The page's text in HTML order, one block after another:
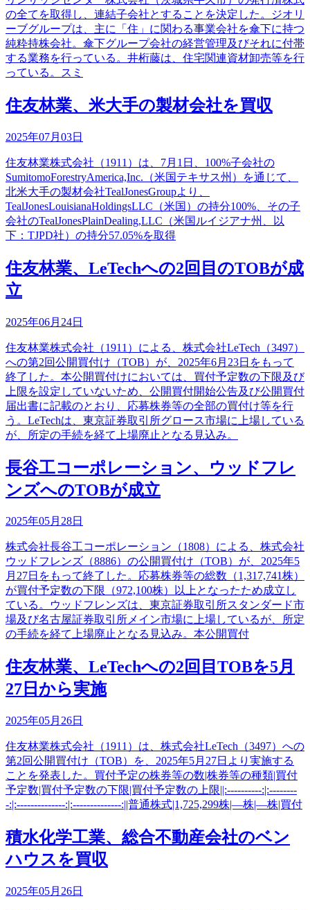
の全てを取得し、連結子会社とすることを決定した。ジオリ
ーブグループは、主に「住」に関わる事業会社を傘下に持つ
純粋持株会社。傘下グループ会社の経営管理及びそれに付帯
する業務を行っている。井桁藤は、住宅関連資材卸売等を行
っている。スミ
住友林業、米大手の製材会社を買収
2025年07月03日
住友林業株式会社（1911）は、7月1日、100%子会社の
SumitomoForestryAmerica,Inc.（米国テキサス州）を通じて、
北米大手の製材会社TealJonesGroupより、
TealJonesLouisianaHoldingsLLC（米国）の持分100%、その子
会社のTealJonesPlainDealing,LLC（米国ルイジアナ州、以
下：TJPD社）の持分57.05%を取得
住友林業、LeTechへの2回目のTOBが成
立
2025年06月24日
住友林業株式会社（1911）による、株式会社LeTech（3497）
への第2回公開買付け（TOB）が、2025年6月23日をもって
終了した。本公開買付けにおいては、買付予定数の下限及び
上限を設定していないため、公開買付開始公告及び公開買付
届出書に記載のとおり、応募株券等の全部の買付け等を行
う。LeTechは、東京証券取引所グロース市場に上場している
が、所定の手続を経て上場廃止となる見込み。
長谷工コーポレーション、ウッドフレ
ンズへのTOBが成立
2025年05月28日
株式会社長谷工コーポレーション（1808）による、株式会社
ウッドフレンズ（8886）の公開買付け（TOB）が、2025年5
月27日をもって終了した。応募株券等の総数（1,317,741株）
が買付予定数の下限（972,100株）以上となったため成立し
ている。ウッドフレンズは、東京証券取引所スタンダード市
場及び名古屋証券取引所メイン市場に上場しているが、所定
の手続を経て上場廃止となる見込み。本公開買付
住友林業、LeTechへの2回目TOBを5月
27日から実施
2025年05月26日
住友林業株式会社（1911）は、株式会社LeTech（3497）への
第2回公開買付け（TOB）を、2025年5月27日より実施する
ことを発表した。買付予定の株券等の数|株券等の種類|買付
予定数|買付予定数の下限|買付予定数の上限||:----------:|:--------
-:|:--------------:|:--------------:||普通株式|1,725,299株|―株|―株|買付
積水化学工業、総合不動産会社のベン
ハウスを買収
2025年05月26日